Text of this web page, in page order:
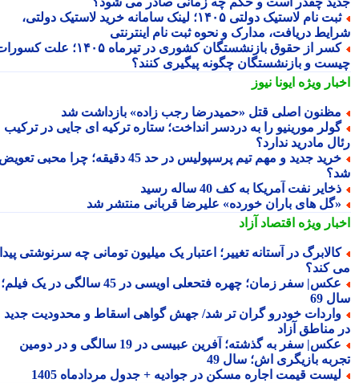
ثبت نام لاستیک دولتی ۱۴۰۵؛ لینک سامانه خرید لاستیک دولتی،
دریافت، مدارک و نحوه ثبت نام اینترنتی
کسر از حقوق بازنشستگان کشوری در تیرماه ۱۴۰۵؛ علت کسورات
و بازنشستگان چگونه پیگیری کنند؟
ویژهایونا نیوز
اصلی قتل «حمیدرضا رجب زاده» بازداشت شد
مورینیو را به دردسر انداخت؛ ستاره ترکیه ای جایی در ترکیب
مادرید ندارد؟
خرید جدید و مهم تیم پرسپولیس در حد 45 دقیقه؛ چرا محبی تعویض
نفت آمریکا به کف 40 ساله رسید
های باران خورده» علیرضا قربانی منتشر شد
ویژهاقتصاد آزاد
در آستانه تغییر؛ اعتبار یک میلیون تومانی چه سرنوشتی پیدا
کند؟
عکس| سفر زمان؛ چهره فتحعلی اویسی در 45 سالگی در یک فیلم؛
69
خودرو گران تر شد/ جهش گواهی اسقاط و محدودیت جدید
مناطق آزاد
عکس| سفر به گذشته؛ آفرین عبیسی در 19 سالگی و در دومین
بازیگری اش؛ سال 49
قیمت اجاره مسکن در جوادیه + جدول مردادماه 1405